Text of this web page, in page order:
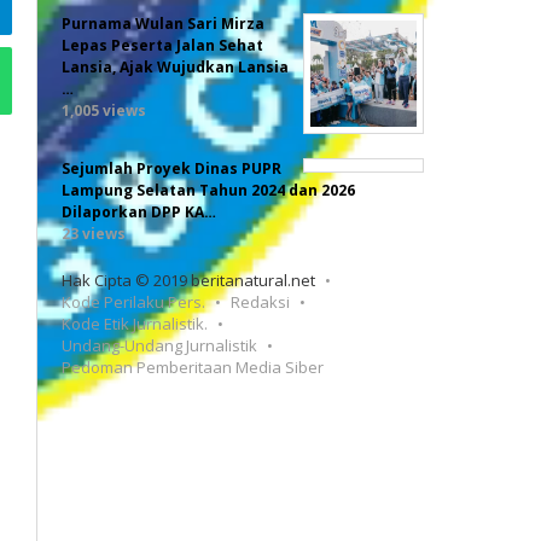
Purnama Wulan Sari Mirza
Lepas Peserta Jalan Sehat
Lansia, Ajak Wujudkan Lansia
…
1,005 views
Sejumlah Proyek Dinas PUPR
Lampung Selatan Tahun 2024 dan 2026
Dilaporkan DPP KA…
23 views
Hak Cipta © 2019 beritanatural.net
Kode Perilaku Pers.
Redaksi
Kode Etik Jurnalistik.
Undang-Undang Jurnalistik
Pedoman Pemberitaan Media Siber